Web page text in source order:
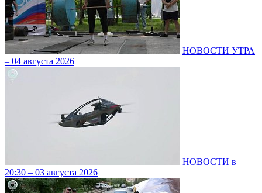
НОВОСТИ УТРА
– 04 августа 2026
НОВОСТИ в
20:30 – 03 августа 2026